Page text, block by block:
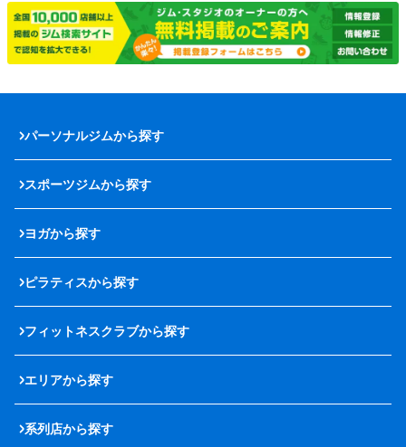
パーソナルジムから探す
スポーツジムから探す
ヨガから探す
ピラティスから探す
フィットネスクラブから探す
エリアから探す
系列店から探す